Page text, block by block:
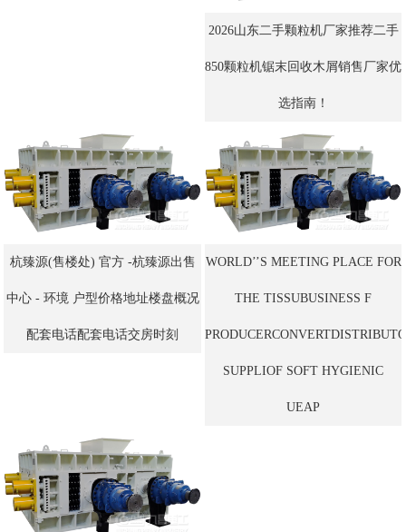
2026山东二手颗粒机厂家推荐二手
850颗粒机锯末回收木屑销售厂家优
选指南！
杭臻源(售楼处) 官方 -杭臻源出售
中心 - 环境 户型价格地址楼盘概况
配套电话配套电话交房时刻
WORLD’’S MEETING PLACE FOR
THE TISSUBUSINESS F
SUPPLIOF SOFT HYGIENIC
UEAP